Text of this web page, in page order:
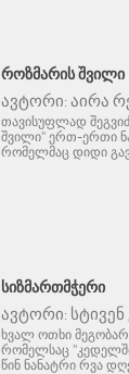
ᲠᲝᲖᲛᲐᲠᲘᲡ ᲨᲕᲘᲚᲘ
ავტორი: აირა
თავისუფლად
შვილი" ერთ-ერთი
რომელმაც დიდი
ᲡᲘᲖᲛᲐᲠᲗᲛᲭᲔᲠᲘ
ავტორი: სტივენ
ხვალ ოთხი
რომელსაც
წინ ნანატრი რვა